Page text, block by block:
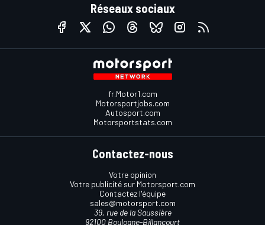
Réseaux sociaux
fr.Motor1.com
Motorsportjobs.com
Autosport.com
Motorsportstats.com
Contactez-nous
Votre opinion
Votre publicité sur Motorsport.com
Contactez l'équipe
sales@motorsport.com
39, rue de la Saussière
92100 Boulogne-Billancourt